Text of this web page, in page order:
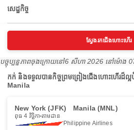
សេដ្ឋកិច្ច
ស្វែងរកជើងហោះហើរ
បច្ចុប្បន្នភាពចុងក្រោយនៅ6 សីហា 2026 នៅ​ម៉ោង
កក់ និងទទួលបានកិច្ចព្រមព្រៀងជើងហោះហើរដ៏ល្
Manila
New York (JFK) Manila (MNL)
ពុធ 4 វិច្ឆិកា តាមដាន
Philippine Airlines